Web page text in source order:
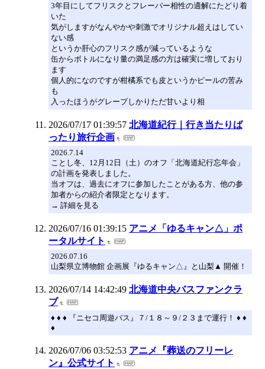
3年目にしてフリスクとフレーバー相性の適解にたどり着
いた
気がしますがなんやかや刺激でオリジナル超えはしてい
ない感
というか肝心のフリスク感が減っているような
缶からボトルになり量の満足感の方は確実に増しており
ます
個人的になのですが柑橘系でも皮というかピールの苦み
も
入ったほうがグレープしかりただ甘いより相
2026/07/17 01:39:57 北海道紀行｜行き当たりば
ったり旅行企画
2026.7.14
ことし冬、12月12日（土）のオフ「北海道紀行忘年会」
の計画を発表しました。
当オフは、過去にオフに参加したことがある方、他の参
加者からの紹介者限定となります。
→ 詳細を見る
2026/07/16 01:39:15 アニメ「ゆるキャン△」ポ
ータルサイト
2026.07.16
山梨県立博物館 企画展『ゆるキャン△』と山梨▲ 開催！
2026/07/14 14:42:49 北海道中央バスファンクラ
ブ
♦ ♦ ♦ 『ニセコ周遊バス』７/１８～９/２３まで運行！ ♦ ♦
♦
2026/07/06 03:52:53 アニメ『葬送のフリーレ
ン』公式サイト